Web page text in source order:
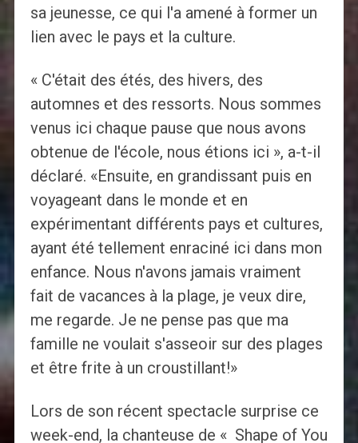
sa jeunesse, ce qui l'a amené à former un
lien avec le pays et la culture.
« C'était des étés, des hivers, des
automnes et des ressorts. Nous sommes
venus ici chaque pause que nous avons
obtenue de l'école, nous étions ici », a-t-il
déclaré. «Ensuite, en grandissant puis en
voyageant dans le monde et en
expérimentant différents pays et cultures,
ayant été tellement enraciné ici dans mon
enfance. Nous n'avons jamais vraiment
fait de vacances à la plage, je veux dire,
me regarde. Je ne pense pas que ma
famille ne voulait s'asseoir sur des plages
et être frite à un croustillant!»
Lors de son récent spectacle surprise ce
week-end, la chanteuse de « Shape of You